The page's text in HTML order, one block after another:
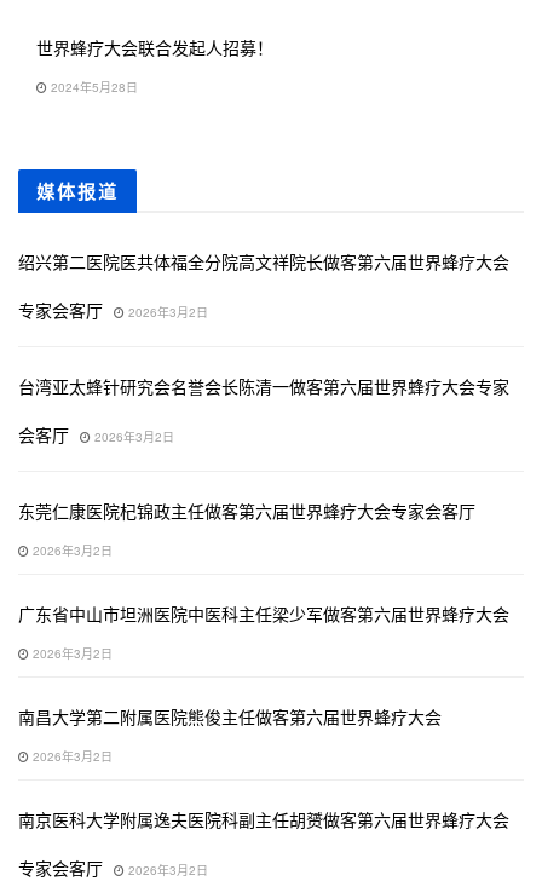
世界蜂疗大会联合发起人招募！
2024年5月28日
媒体报道
绍兴第二医院医共体福全分院高文祥院长做客第六届世界蜂疗大会
专家会客厅
2026年3月2日
台湾亚太蜂针研究会名誉会长陈清一做客第六届世界蜂疗大会专家
会客厅
2026年3月2日
东莞仁康医院杞锦政主任做客第六届世界蜂疗大会专家会客厅
2026年3月2日
广东省中山市坦洲医院中医科主任梁少军做客第六届世界蜂疗大会
2026年3月2日
南昌大学第二附属医院熊俊主任做客第六届世界蜂疗大会
2026年3月2日
南京医科大学附属逸夫医院科副主任胡赟做客第六届世界蜂疗大会
专家会客厅
2026年3月2日